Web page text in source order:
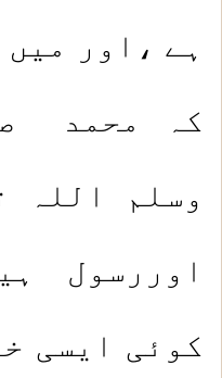
ہے ،اور
کہ محمد
وسلم اللہ
اوررسول
کوئی ایسی